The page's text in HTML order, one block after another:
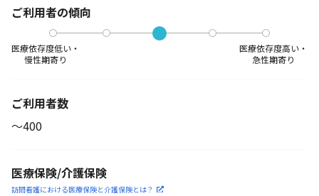
ご利用者の傾向
医療依存度低い・
慢性期寄り
医療依存度高い・
急性期寄り
ご利用者数
〜400
医療保険/介護保険
訪問看護における医療保険と介護保険とは？